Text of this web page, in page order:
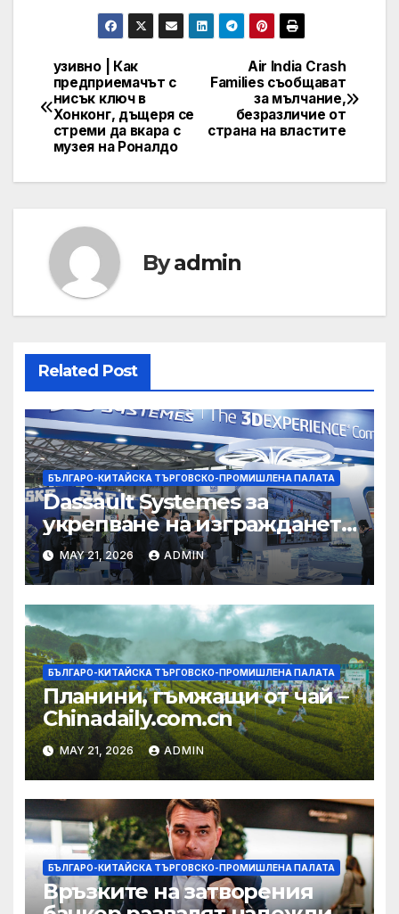
Post
navigation
Air India Crash
Families съобщават
за мълчание,
безразличие от
страна на властите
узивно | Как
предприемачът с
нисък ключ в
Хонконг, дъщеря се
стреми да вкара с
музея на Роналдо
Byadmin
Related Post
БЪЛГАРО-КИТАЙСКА ТЪРГОВСКО-ПРОМИШЛЕНА ПАЛАТА
Dassault Systemes за
укрепване на изграждането
на AI екосистема в Китай
MAY 21, 2026 ADMIN
БЪЛГАРО-КИТАЙСКА ТЪРГОВСКО-ПРОМИШЛЕНА ПАЛАТА
Планини, гъмжащи от чай –
Chinadaily.com.cn
MAY 21, 2026 ADMIN
БЪЛГАРО-КИТАЙСКА ТЪРГОВСКО-ПРОМИШЛЕНА ПАЛАТА
Връзките на затворения